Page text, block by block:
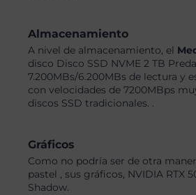
Almacenamiento
A nivel de almacenamiento, el
disco Disco SSD NVME 2 TB
7.200MBs/6.200MBs de lectura y
con velocidades de 7200MBps
discos SSD tradicionales. .
Gráficos
Como no podría ser de otra
pastel , sus gráficos, NVIDIA RTX
Shadow.